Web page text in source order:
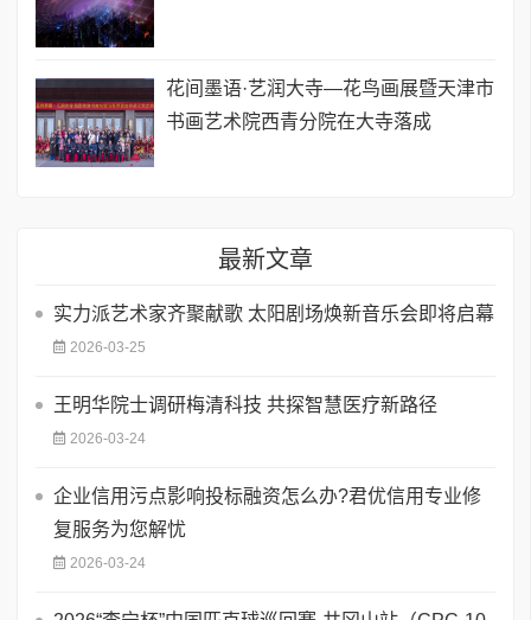
花间墨语·艺润大寺—花鸟画展暨天津市
书画艺术院西青分院在大寺落成
最新文章
实力派艺术家齐聚献歌 太阳剧场焕新音乐会即将启幕
2026-03-25
王明华院士调研梅清科技 共探智慧医疗新路径
2026-03-24
企业信用污点影响投标融资怎么办?君优信用专业修
复服务为您解忧
2026-03-24